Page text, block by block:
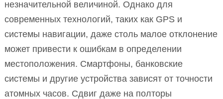
незначительной величиной. Однако для
современных технологий, таких как GPS и
системы навигации, даже столь малое отклонение
может привести к ошибкам в определении
местоположения. Смартфоны, банковские
системы и другие устройства зависят от точности
атомных часов. Сдвиг даже на полторы